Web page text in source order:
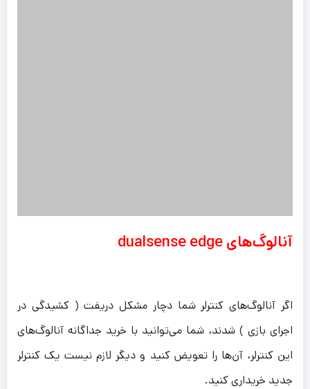
آنالوگ‌های dualsense edge
اگر آنالوگ‌های کنترلر شما دچار مشکل دریفت ( کشیدگی در
اجرای بازی ) شدند، شما می‌توانید با خرید جداگانه آنالوگ‌های
این کنترلر، آن‌ها را تعویض کنید و دیگر لازم نیست یک کنترلر
جدید خریداری کنید.